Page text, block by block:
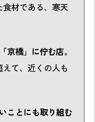
材である、寒天
京橋」に佇む店。
て、近くの人も
ことにも取り組む